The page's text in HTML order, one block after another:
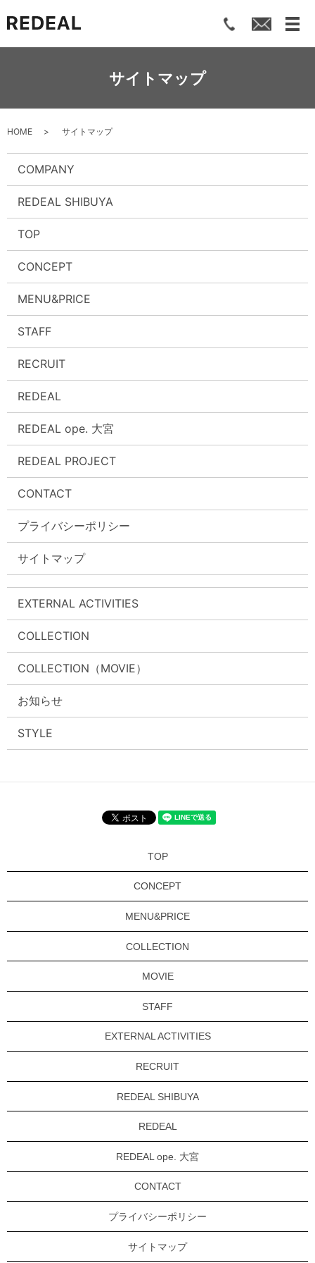
メ
サイトマップ
HOME サイトマップ
COMPANY
REDEAL SHIBUYA
TOP
CONCEPT
MENU&PRICE
STAFF
RECRUIT
REDEAL
REDEAL ope. 大宮
REDEAL PROJECT
CONTACT
プライバシーポリシー
サイトマップ
EXTERNAL ACTIVITIES
COLLECTION
COLLECTION（MOVIE）
お知らせ
STYLE
TOP
CONCEPT
MENU&PRICE
COLLECTION
MOVIE
STAFF
EXTERNAL ACTIVITIES
RECRUIT
REDEAL SHIBUYA
REDEAL
REDEAL ope. 大宮
CONTACT
プライバシーポリシー
サイトマップ